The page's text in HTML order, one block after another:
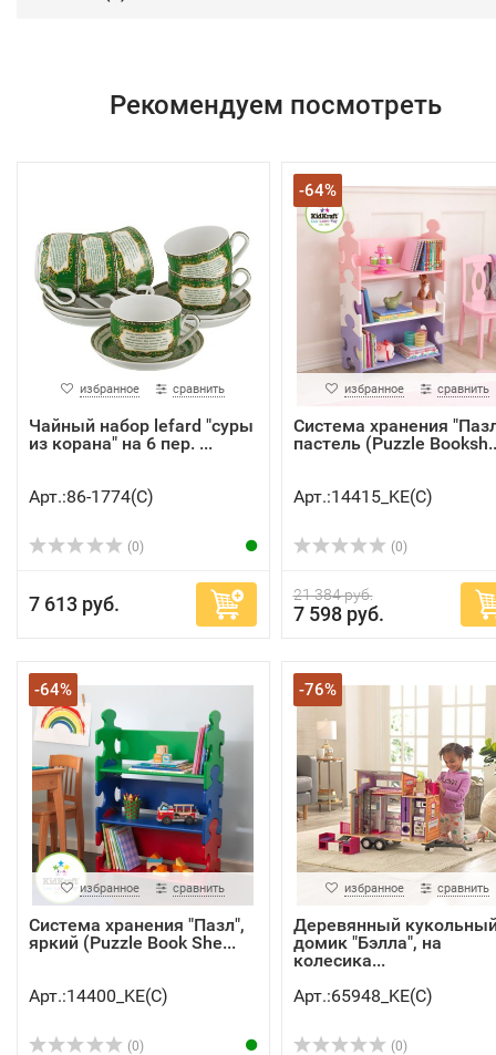
Рекомендуем посмотреть
избранное сравнить
Чайный набор lefard "суры
из корана" на 6 пер. ...
Арт.:86-1774(C)
(0)
7 613 руб.
-64%
избранное сравнить
Система хранения
пастель (Puzzle
Арт.:14415_KE(C)
(0)
21 384 руб.
7 598 руб.
-64%
избранное сравнить
Система хранения "Пазл",
яркий (Puzzle Book She...
Арт.:14400_KE(C)
(0)
-76%
избранное сравнить
Деревянный
домик "Бэлла", на
колесика...
Арт.:65948_KE(C)
(0)